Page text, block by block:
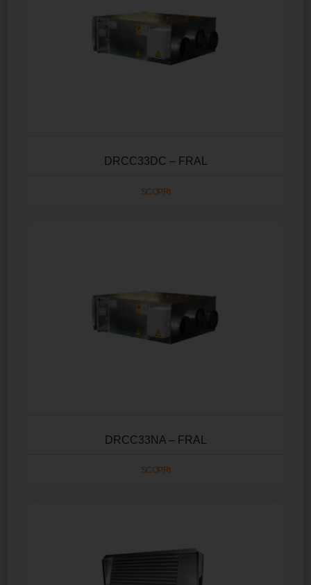
DRCC33DC – FRAL
SCOPRI
DRCC33NA – FRAL
SCOPRI